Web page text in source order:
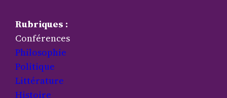
Rubriques :
Conférences
Philosophie
Politique
Littérature
Histoire